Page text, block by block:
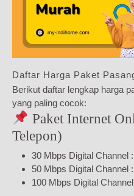
Daftar Harga Paket
Berikut daftar lengkap harga
yang paling cocok:
Paket Internet
Telepon)
30 Mbps Digital Channel :
50 Mbps Digital Channel :
100 Mbps Digital